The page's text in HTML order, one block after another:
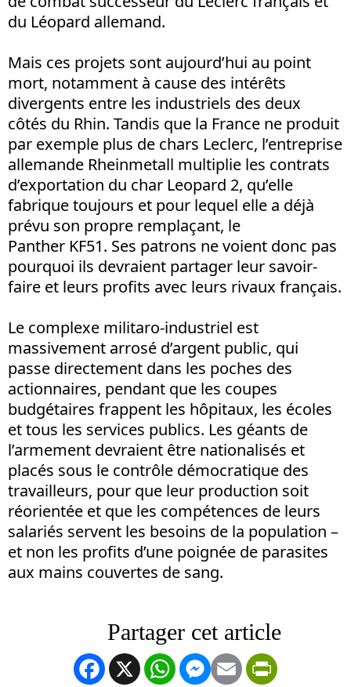
du Léopard allemand.
Mais ces projets sont aujourd’hui au point
mort, notamment à cause des intérêts
divergents entre les industriels des deux
côtés du Rhin. Tandis que la France ne produit
par exemple plus de chars Leclerc, l’entreprise
allemande Rheinmetall multiplie les contrats
d’exportation du char Leopard 2, qu’elle
fabrique toujours et pour lequel elle a déjà
prévu son propre remplaçant, le
Panther KF51. Ses patrons ne voient donc pas
pourquoi ils devraient partager leur savoir-
faire et leurs profits avec leurs rivaux français.
Le complexe militaro-industriel est
massivement arrosé d’argent public, qui
passe directement dans les poches des
actionnaires, pendant que les coupes
budgétaires frappent les hôpitaux, les écoles
et tous les services publics. Les géants de
l’armement devraient être nationalisés et
placés sous le contrôle démocratique des
travailleurs, pour que leur production soit
réorientée et que les compétences de leurs
salariés servent les besoins de la population –
et non les profits d’une poignée de parasites
aux mains couvertes de sang.
Facebook
X WhatsApp
Messenger
Email